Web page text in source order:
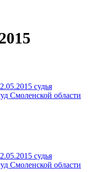
судья
Смоленской области
судья
Смоленской области